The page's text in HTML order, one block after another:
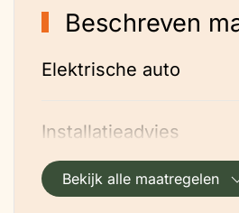
maatregelen op aanvraag
Hoe is de ventilatie
plenum met een
klep. Per ruimte wordt op
geregeld en dus wordt de
Beschreven
Elektrische auto
Installatieadvies
Bekijk alle maatregelen